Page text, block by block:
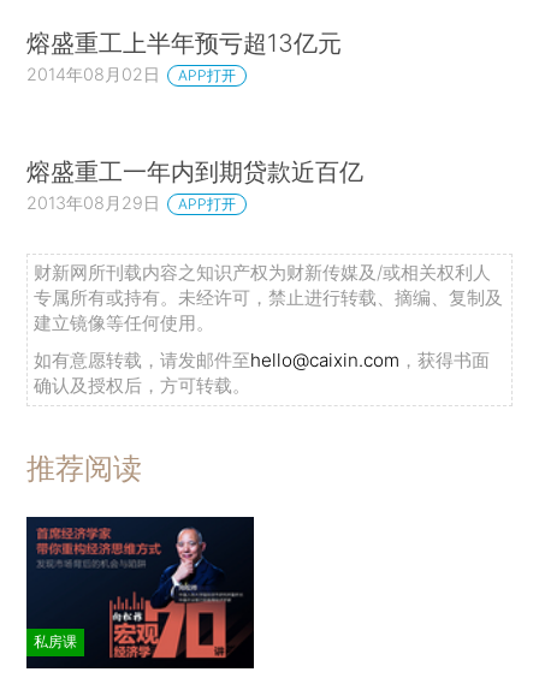
熔盛重工上半年预亏超13亿元
2014年08月02日 APP打开
熔盛重工一年内到期贷款近百亿
2013年08月29日 APP打开
财新网所刊载内容之知识产权为财新传媒及/或相关权利人
专属所有或持有。未经许可，禁止进行转载、摘编、复制及
建立镜像等任何使用。
如有意愿转载，请发邮件至hello@caixin.com ，获得书面
确认及授权后，方可转载。
推荐阅读
私房课